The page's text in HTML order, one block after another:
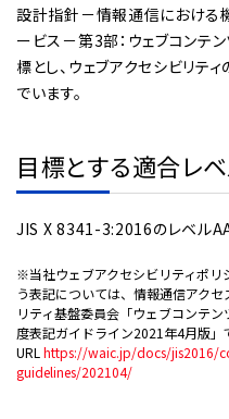
設計指針－情報通信における
ービス－第3部：ウェブコンテ
標とし、ウェブアクセシビリテ
でいます。
目標とする適合レ
JIS X 8341-3:2016のレベル
※当社ウェブアクセシビリティポリ
う表記については、情報通信アク
リティ基盤委員会「ウェブコンテ
度表記ガイドライン2021年4月版」
URL https://waic.jp/docs/jis2016/
guidelines/202104/